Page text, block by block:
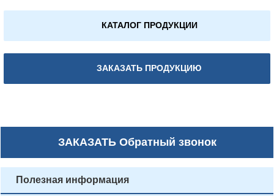
КАТАЛОГ ПРОДУКЦИИ
ЗАКАЗАТЬ ПРОДУКЦИЮ
ЗАКАЗАТЬОбратный звонок
Полезная информация